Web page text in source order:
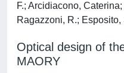
F.; Arcidiacono,
Ragazzoni, R.; Esposito,
Optical design of
MAORY